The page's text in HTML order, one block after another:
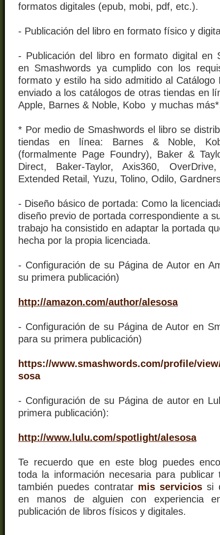
formatos digitales (epub, mobi, pdf, etc.).
- Publicación del libro en formato físico y
- Publicación del libro en formato digital en
en Smashwords ya cumplido con los
formato y estilo ha sido admitido al Catálogo
enviado a los catálogos de otras tiendas en
Apple, Barnes & Noble, Kobo y muchas
* Por medio de Smashwords el libro se
tiendas en línea: Barnes & Noble,
(formalmente Page Foundry), Baker &
Direct, Baker-Taylor, Axis360,
Extended Retail, Yuzu, Tolino, Odilo,
- Diseño básico de portada: Como la
diseño previo de portada correspondiente a
trabajo ha consistido en adaptar la portada
hecha por la propia licenciada.
- Configuración de su Página de Autor en
su primera publicación)
http://amazon.com/author/alesosa
- Configuración de su Página de Autor en
para su primera publicación)
https://www.smashwords.com/profile/
sosa
- Configuración de su Página de autor en
primera publicación):
http://www.lulu.com/spotlight/alesosa
Te recuerdo que en este blog puedes
toda la información necesaria para
también puedes contratar mis servicios si
en manos de alguien con experiencia
publicación de libros físicos y digitales.